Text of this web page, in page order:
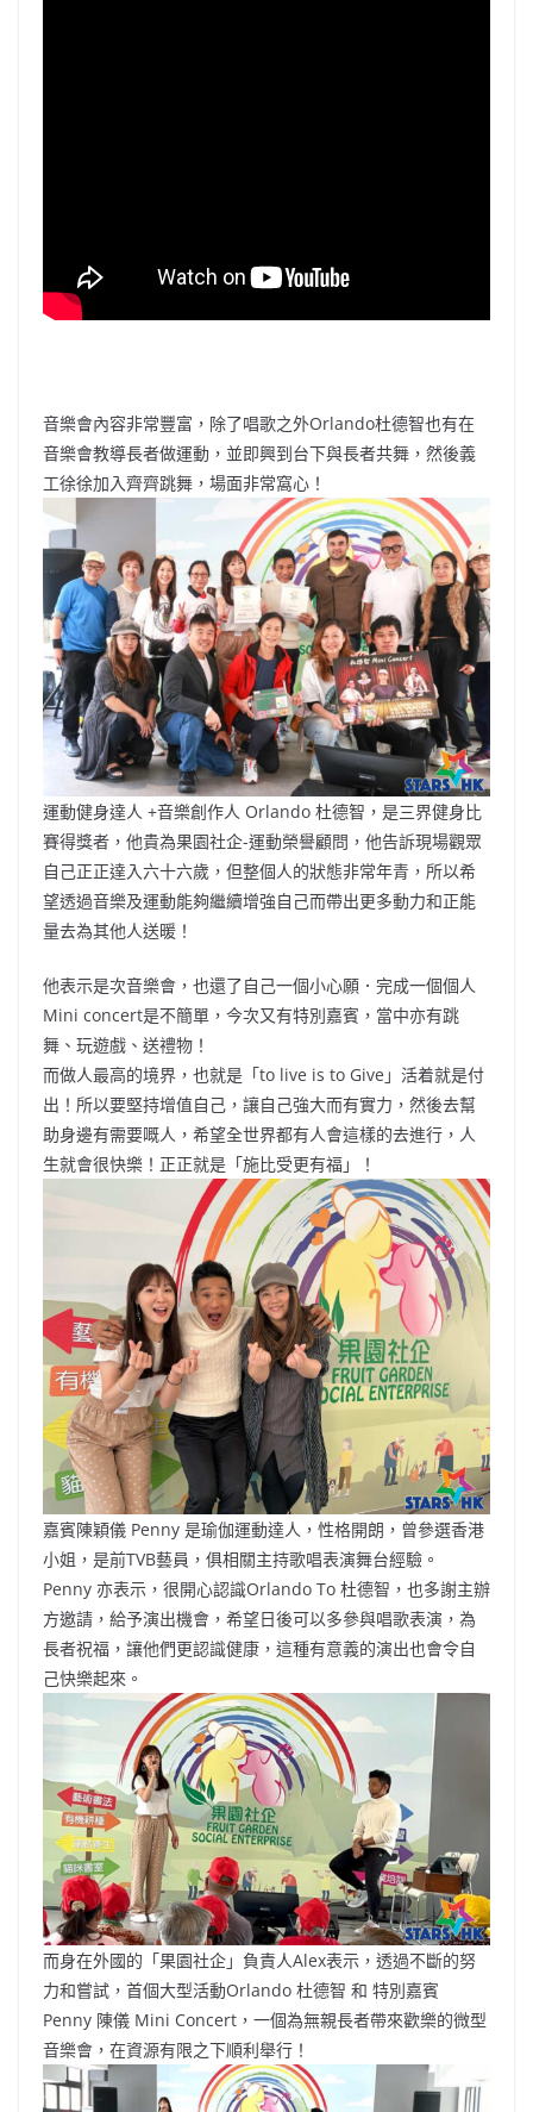
音樂會內容非常豐富，除了唱歌之外Orlando杜德智也有在
音樂會教導長者做運動，並即興到台下與長者共舞，然後義
工徐徐加入齊齊跳舞，場面非常窩心！
運動健身達人 +音樂創作人 Orlando 杜德智，是三界健身比
賽得獎者，他貴為果園社企-運動榮譽顧問，他告訴現場觀眾
自己正正達入六十六歲，但整個人的狀態非常年青，所以希
望透過音樂及運動能夠繼續增強自己而帶出更多動力和正能
量去為其他人送暖！
他表示是次音樂會，也還了自己一個小心願．完成一個個人
Mini concert是不簡單，今次又有特別嘉賓，當中亦有跳
舞、玩遊戲、送禮物！
而做人最高的境界，也就是「to live is to Give」活着就是付
出！所以要堅持增值自己，讓自己強大而有實力，然後去幫
助身邊有需要嘅人，希望全世界都有人會這樣的去進行，人
生就會很快樂！正正就是「施比受更有福」！
嘉賓陳穎儀 Penny 是瑜伽運動達人，性格開朗，曾參選香港
小姐，是前TVB藝員，俱相關主持歌唱表演舞台經驗。
Penny 亦表示，很開心認識Orlando To 杜德智，也多謝主辦
方邀請，給予演出機會，希望日後可以多參與唱歌表演，為
長者祝福，讓他們更認識健康，這種有意義的演出也會令自
己快樂起來。
而身在外國的「果園社企」負責人Alex表示，透過不斷的努
力和嘗試，首個大型活動Orlando 杜德智 和 特別嘉賓
Penny 陳儀 Mini Concert，一個為無親長者帶來歡樂的微型
音樂會，在資源有限之下順利舉行！